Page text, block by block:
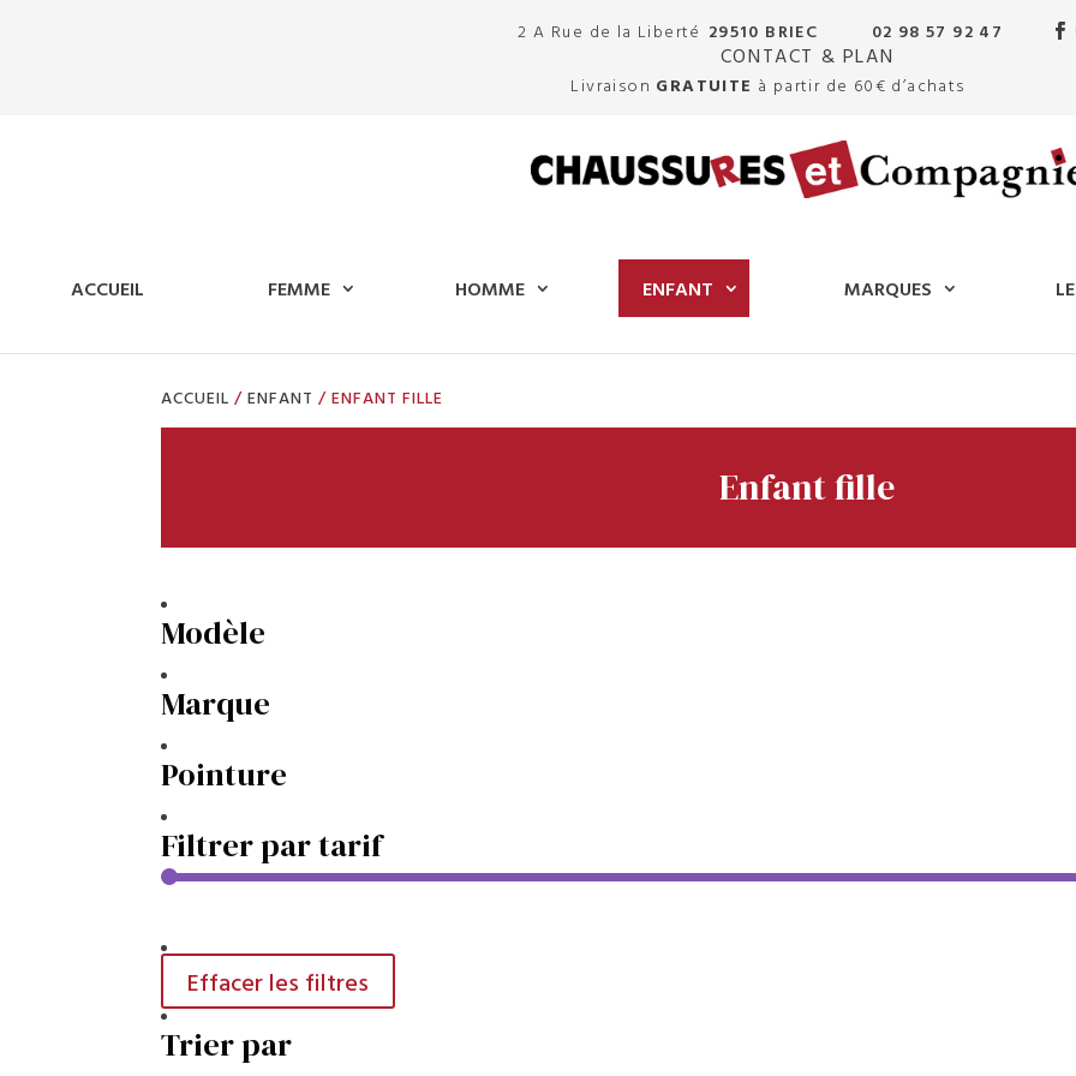
2 A Rue de la Liberté 29510 BRIEC 02 98 57 92 47
Livraison GRATUITE à partir de 60€ d’achats
CONTACT & PLAN
ACCUEIL FEMME HOMME ENFANT MARQUES
ACCUEIL /ENFANT / ENFANT FILLE
Enfant fille
Modèle
Marque
Pointure
Filtrer par tarif
Effacer les filtres
Trier par